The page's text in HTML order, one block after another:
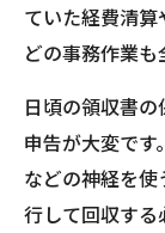
ていた経費清
どの事務作業も
日頃の領収書
申告が大変で
などの神経を
行して回収する